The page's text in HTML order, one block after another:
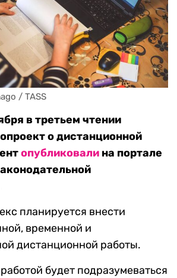
/ TASS
в третьем чтении
о дистанционной
опубликовали на портале
планируется внести
временной и
дистанционной работы.
будет подразумеваться